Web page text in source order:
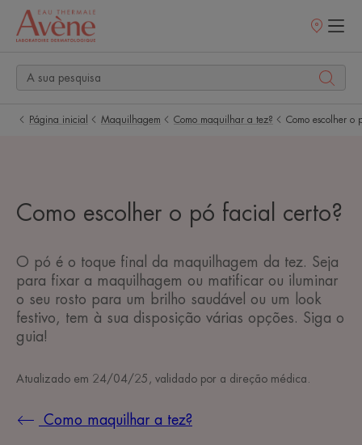
Pontos
Página inicial Maquilhagem Como maquilhar a tez? Como escolher o
Como escolher o pó facial certo?
O pó é o toque final da maquilhagem da tez. Seja
para fixar a maquilhagem ou matificar ou iluminar
o seu rosto para um brilho saudável ou um look
festivo, tem à sua disposição várias opções. Siga o
guia!
Atualizado em 24/04/25 , validado por a direção médica
Como maquilhar a tez?